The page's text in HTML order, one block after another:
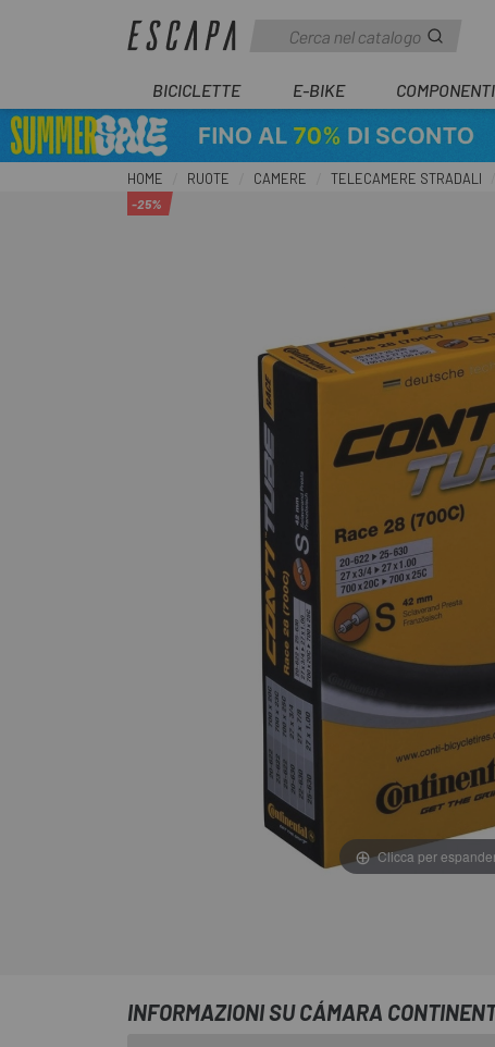
BICICLETTE E-BIKE COMPONENTI
HOME RUOTE CAMERE TELECAMERE STRADALI
-25%
Clicca per
INFORMAZIONI SU CÁMARA